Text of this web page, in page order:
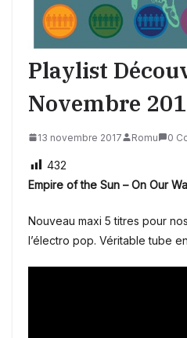
Playlist
Novembre
13 novembre 2017 Romu 0
432
Empire of the Sun –On Our
Nouveau maxi 5 titres pour
l’électro pop. Véritable tube